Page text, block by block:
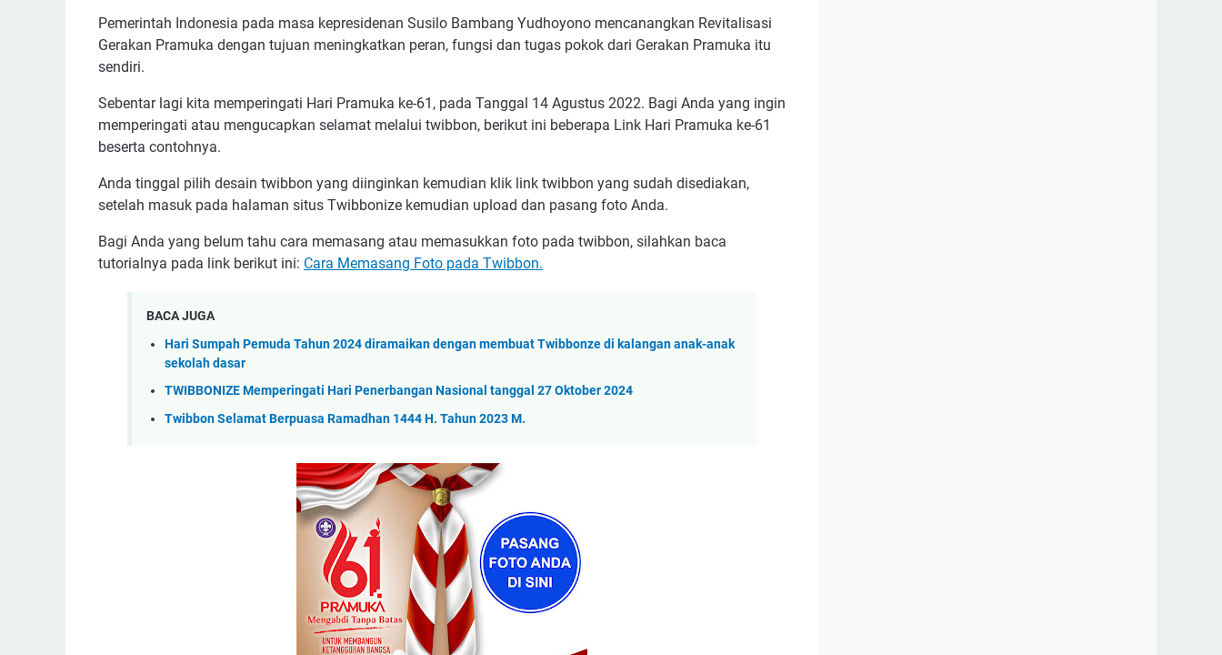
Pemerintah Indonesia pada masa kepresidenan Susilo Bambang Yudhoyono mencanangkan Revitalisasi
Gerakan Pramuka dengan tujuan meningkatkan peran, fungsi dan tugas pokok dari Gerakan Pramuka itu
sendiri.
Sebentar lagi kita memperingati Hari Pramuka ke-61, pada Tanggal 14 Agustus 2022. Bagi Anda yang ingin
memperingati atau mengucapkan selamat melalui twibbon, berikut ini beberapa Link Hari Pramuka ke-61
beserta contohnya.
Anda tinggal pilih desain twibbon yang diinginkan kemudian klik link twibbon yang sudah disediakan,
setelah masuk pada halaman situs Twibbonize kemudian upload dan pasang foto Anda.
Bagi Anda yang belum tahu cara memasang atau memasukkan foto pada twibbon, silahkan baca
tutorialnya pada link berikut ini: Cara Memasang Foto pada Twibbon.
BACA JUGA
Hari Sumpah Pemuda Tahun 2024 diramaikan dengan membuat Twibbonze di kalangan anak-anak
sekolah dasar
TWIBBONIZE Memperingati Hari Penerbangan Nasional tanggal 27 Oktober 2024
Twibbon Selamat Berpuasa Ramadhan 1444 H. Tahun 2023 M.